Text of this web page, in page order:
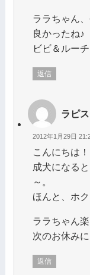
ララちゃん
良かったね♪
ビビ＆ルー
返信
ラピ
2012年1月29日
こんにちは！
成犬になる
～。
ほんと、ホ
ララちゃん
次のお休み
返信